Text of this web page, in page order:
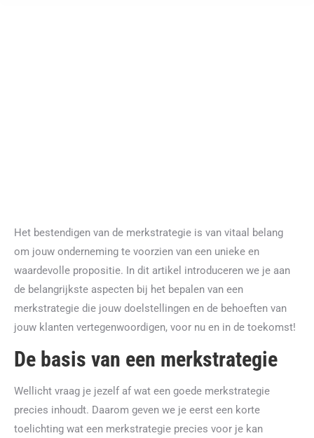
Het bestendigen van de merkstrategie is van vitaal belang
om jouw onderneming te voorzien van een unieke en
waardevolle propositie. In dit artikel introduceren we je aan
de belangrijkste aspecten bij het bepalen van een
merkstrategie die jouw doelstellingen en de behoeften van
jouw klanten vertegenwoordigen, voor nu en in de toekomst!
De basis van een merkstrategie
Wellicht vraag je jezelf af wat een goede merkstrategie
precies inhoudt. Daarom geven we je eerst een korte
toelichting wat een merkstrategie precies voor je kan